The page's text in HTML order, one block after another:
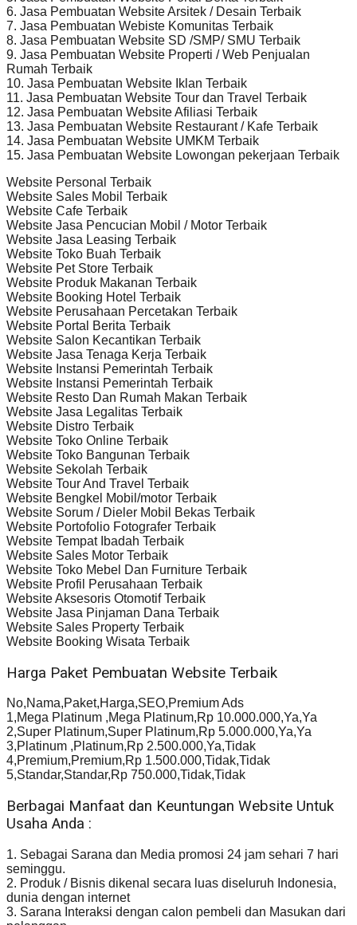
6. Jasa Pembuatan Website Arsitek / Desain Terbaik
7. Jasa Pembuatan Webiste Komunitas Terbaik
8. Jasa Pembuatan Website SD /SMP/ SMU Terbaik
9. Jasa Pembuatan Website Properti / Web Penjualan
Rumah Terbaik
10. Jasa Pembuatan Website Iklan Terbaik
11. Jasa Pembuatan Website Tour dan Travel Terbaik
12. Jasa Pembuatan Website Afiliasi Terbaik
13. Jasa Pembuatan Website Restaurant / Kafe Terbaik
14. Jasa Pembuatan Website UMKM Terbaik
15. Jasa Pembuatan Website Lowongan pekerjaan Terbaik
Website Personal Terbaik
Website Sales Mobil Terbaik
Website Cafe Terbaik
Website Jasa Pencucian Mobil / Motor Terbaik
Website Jasa Leasing Terbaik
Website Toko Buah Terbaik
Website Pet Store Terbaik
Website Produk Makanan Terbaik
Website Booking Hotel Terbaik
Website Perusahaan Percetakan Terbaik
Website Portal Berita Terbaik
Website Salon Kecantikan Terbaik
Website Jasa Tenaga Kerja Terbaik
Website Instansi Pemerintah Terbaik
Website Instansi Pemerintah Terbaik
Website Resto Dan Rumah Makan Terbaik
Website Jasa Legalitas Terbaik
Website Distro Terbaik
Website Toko Online Terbaik
Website Toko Bangunan Terbaik
Website Sekolah Terbaik
Website Tour And Travel Terbaik
Website Bengkel Mobil/motor Terbaik
Website Sorum / Dieler Mobil Bekas Terbaik
Website Portofolio Fotografer Terbaik
Website Tempat Ibadah Terbaik
Website Sales Motor Terbaik
Website Toko Mebel Dan Furniture Terbaik
Website Profil Perusahaan Terbaik
Website Aksesoris Otomotif Terbaik
Website Jasa Pinjaman Dana Terbaik
Website Sales Property Terbaik
Website Booking Wisata Terbaik
Harga Paket Pembuatan Website Terbaik
No,Nama,Paket,Harga,SEO,Premium Ads
1,Mega Platinum ,Mega Platinum,Rp 10.000.000,Ya,Ya
2,Super Platinum,Super Platinum,Rp 5.000.000,Ya,Ya
3,Platinum ,Platinum,Rp 2.500.000,Ya,Tidak
4,Premium,Premium,Rp 1.500.000,Tidak,Tidak
5,Standar,Standar,Rp 750.000,Tidak,Tidak
Berbagai Manfaat dan Keuntungan Website Untuk
Usaha Anda :
1. Sebagai Sarana dan Media promosi 24 jam sehari 7 hari
seminggu.
2. Produk / Bisnis dikenal secara luas diseluruh Indonesia,
dunia dengan internet
3. Sarana Interaksi dengan calon pembeli dan Masukan dari